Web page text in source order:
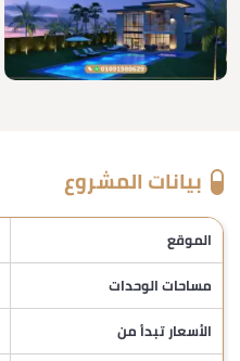
بيانات المشروع
الموقع
مساحات الوحدات
الأسعار تبدأ من